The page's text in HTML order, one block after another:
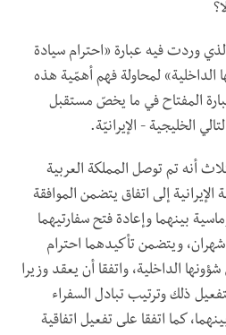
وردت فيه عبارة «احترام سيادة
لمحاولة فهم أهمّية هذه
المفتاح في ما يخصّ مستقبل
الخليجية - الإيرانيّة.
أنه تم توصل المملكة العربية
إلى اتفاق يتضمن الموافقة
بينهما وإعادة فتح سفارتيهما
ويتضمن تأكيدهما احترام
الداخلية، واتفقا أن يعقد وزيرا
ذلك وترتيب تبادل السفراء
كما اتفقا على تفعيل اتفاقية